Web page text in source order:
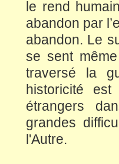
le rend
abandon par
abandon. Le
se sent
traversé la
historicité
étrangers
grandes
l'Autre.